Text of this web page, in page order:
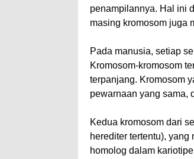
penampilannya. Hal ini
masing kromosom juga
Pada manusia, setiap
Kromosom-kromosom
terpanjang. Kromosom
pewarnaan yang sama,
Kedua kromosom dari
herediter tertentu),
homolog dalam